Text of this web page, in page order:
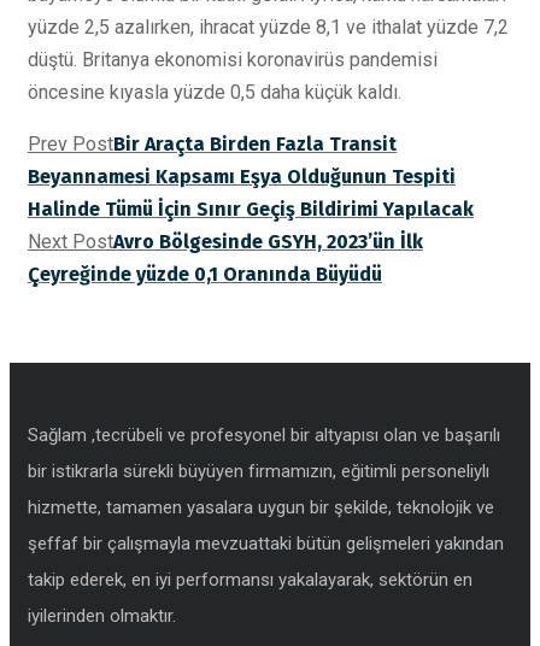
yüzde 2,5 azalırken, ihracat yüzde 8,1 ve ithalat yüzde 7,2
düştü. Britanya ekonomisi koronavirüs pandemisi
öncesine kıyasla yüzde 0,5 daha küçük kaldı.
Prev PostBir Araçta Birden Fazla Transit
Beyannamesi Kapsamı Eşya Olduğunun Tespiti
Halinde Tümü İçin Sınır Geçiş Bildirimi Yapılacak
Next PostAvro Bölgesinde GSYH, 2023’ün İlk
Çeyreğinde yüzde 0,1 Oranında Büyüdü
Sağlam ,tecrübeli ve profesyonel bir altyapısı olan ve başarılı
bir istikrarla sürekli büyüyen firmamızın, eğitimli personeliylı
hizmette, tamamen yasalara uygun bir şekilde, teknolojik ve
şeffaf bir çalışmayla mevzuattaki bütün gelişmeleri yakından
takip ederek, en iyi performansı yakalayarak, sektörün en
iyilerinden olmaktır.